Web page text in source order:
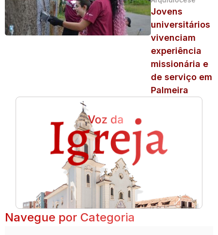
Jovens
universitários
vivenciam
experiência
missionária e
de serviço em
Palmeira
Navegue por Categoria